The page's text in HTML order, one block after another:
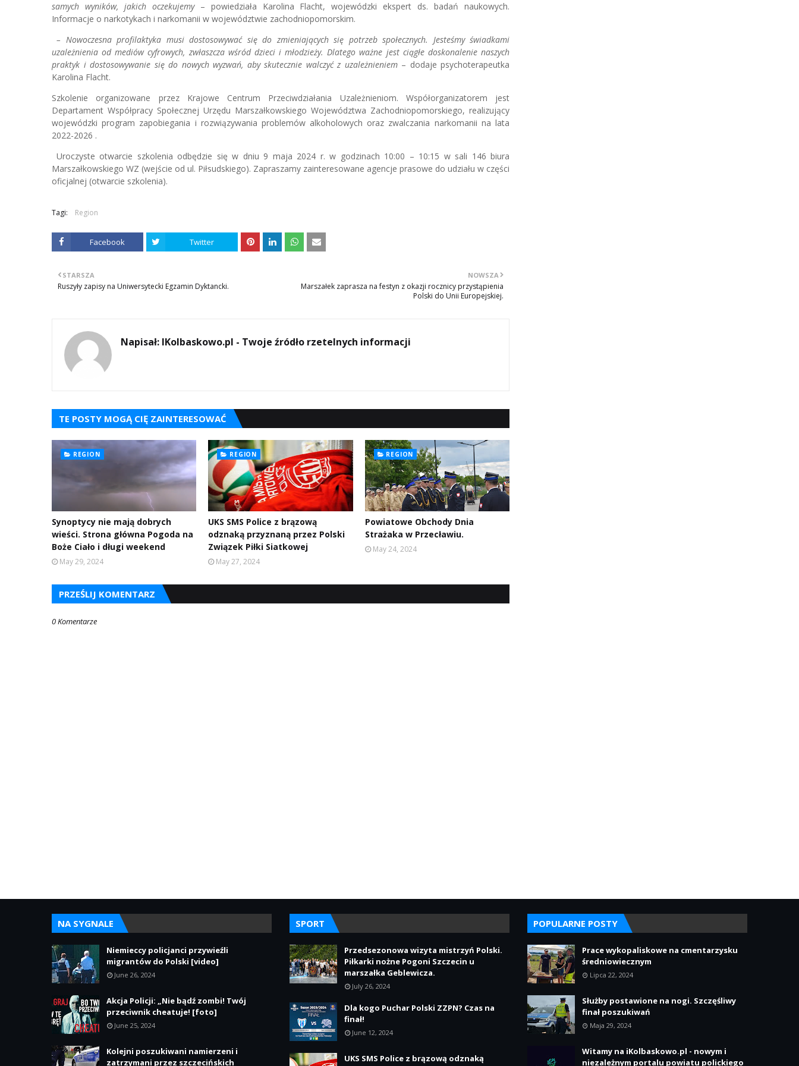
samych wyników, jakich oczekujemy– powiedziała Karolina Flacht, wojewódzki ekspert ds. badań naukowych.
Informacje o narkotykach i narkomanii w województwie zachodniopomorskim.
– Nowoczesna profilaktyka musi dostosowywać się do zmieniających się potrzeb społecznych. Jesteśmy świadkami
uzależnienia od mediów cyfrowych, zwłaszcza wśród dzieci i młodzieży. Dlatego ważne jest ciągłe doskonalenie naszych
praktyk i dostosowywanie się do nowych wyzwań, aby skutecznie walczyć z uzależnieniem – dodaje psychoterapeutka
Karolina Flacht.
Szkolenie organizowane przez Krajowe Centrum Przeciwdziałania Uzależnieniom. Współorganizatorem jest
Departament Współpracy Społecznej Urzędu Marszałkowskiego Województwa Zachodniopomorskiego, realizujący
wojewódzki program zapobiegania i rozwiązywania problemów alkoholowych oraz zwalczania narkomanii na lata
2022-2026 .
Uroczyste otwarcie szkolenia odbędzie się w dniu 9 maja 2024 r. w godzinach 10:00 – 10:15 w sali 146 biura
Marszałkowskiego WZ (wejście od ul. Piłsudskiego). Zapraszamy zainteresowane agencje prasowe do udziału w części
oficjalnej (otwarcie szkolenia).
Tagi: Region
Facebook Twitter
NOWSZA
Marszałek zaprasza na festyn z okazji rocznicy przystąpienia
Polski do Unii Europejskiej.
STARSZA
Ruszyły zapisy na Uniwersytecki Egzamin Dyktancki.
Napisał: IKolbaskowo.pl - Twoje źródło rzetelnych informacji
TE POSTY MOGĄ CIĘ ZAINTERESOWAĆ
REGION
Synoptycy nie mają dobrych
wieści. Strona główna Pogoda na
Boże Ciało i długi weekend
May 29, 2024
REGION
UKS SMS Police z brązową
odznaką przyznaną przez Polski
Związek Piłki Siatkowej
May 27, 2024
REGION
Powiatowe Obchody Dnia
Strażaka w Przecławiu.
May 24, 2024
PRZEŚLIJ KOMENTARZ
0 Komentarze
NA SYGNALE
Niemieccy policjanci przywieźli
migrantów do Polski [video]
June 26, 2024
Akcja Policji: „Nie bądź zombi! Twój
przeciwnik cheatuje! [foto]
June 25, 2024
Kolejni poszukiwani namierzeni i
zatrzymani przez szczecińskich
SPORT
Przedsezonowa wizyta mistrzyń Polski.
Piłkarki nożne Pogoni Szczecin u
marszałka Geblewicza.
July 26, 2024
Dla kogo Puchar Polski ZZPN? Czas na
finał!
June 12, 2024
UKS SMS Police z brązową odznaką
POPULARNE POSTY
Prace wykopaliskowe na cmentarzysku
średniowiecznym
Lipca 22, 2024
Służby postawione na nogi. Szczęśliwy
finał poszukiwań
Maja 29, 2024
Witamy na iKolbaskowo.pl - nowym i
niezależnym portalu powiatu polickiego